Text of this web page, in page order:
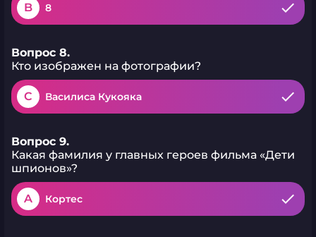
B 8
Вопрос 8.
Кто изображен на фотографии?
C Василиса Кукояка
Вопрос 9.
Какая фамилия у главных героев фильма «Дети
шпионов»?
A Кортес